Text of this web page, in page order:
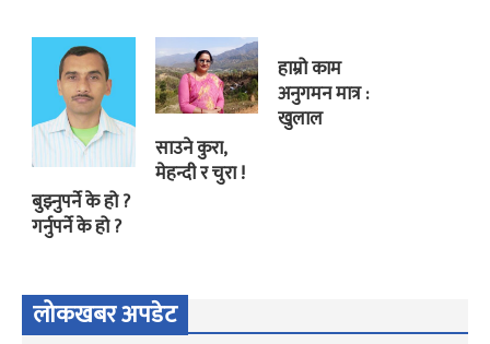
बुझ्नुपर्ने के हो ?
गर्नुपर्ने के हो ?
साउने कुरा,
मेहन्दी र चुरा !
हाम्रो काम
अनुगमन मात्र :
खुलाल
लोकखबर अपडेट